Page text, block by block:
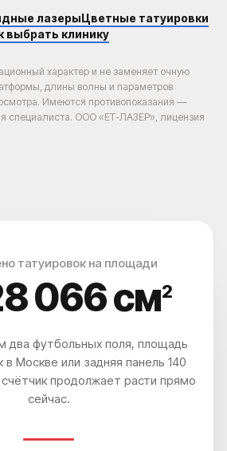
лазерыЦветные татуировки
выбрать клинику
характер и не заменяет очную
длины волны и параметров
Имеются противопоказания —
специалиста. ООО «ЕТ-ЛАЗЕР», лицензия
татуировок на площади
069см2
два футбольных поля, площадь
Москве или задняя панель 140
продолжает расти прямо
сейчас.